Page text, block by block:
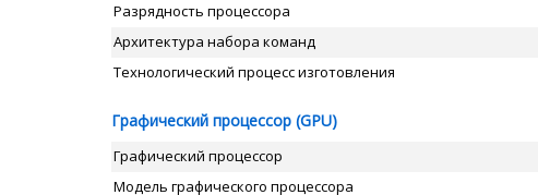
Разрядность процессора
Архитектура набора команд
Технологический процесс изготовления
Графический процессор (GPU)
Графический процессор
Модель графического процессора